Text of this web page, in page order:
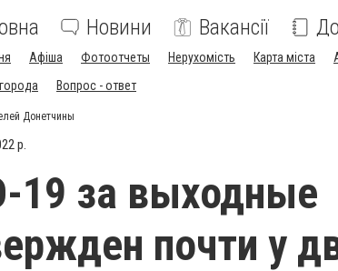
Новини Вакансії
Афіша Фотоотчеты Нерухомість Карта міста
Вопрос - ответ
Донетчины
р.
19 за выходные
почти у